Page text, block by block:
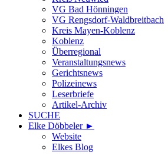
VG Bad Hönningen
VG Rengsdorf-Waldbreitbach
Kreis Mayen-Koblenz
Koblenz
Überregional
Veranstaltungsnews
Gerichtsnews
Polizeinews
Leserbriefe
Artikel-Archiv
SUCHE
Elke Döbbeler ►
Website
Elkes Blog